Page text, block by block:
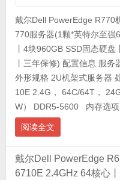
戴尔Dell PowerEdge R770
770服务器(1颗*英特尔至强
丨4块960GB SSD固态硬
丨三年保修) 配置信息 服
外形规格 2U机架式服务器
10E 2.4G， 64C/64T，
W） DDR5-5600 内存选项
阅读全文
戴尔Dell PowerEdge
6710E 2.4GHz 64核心